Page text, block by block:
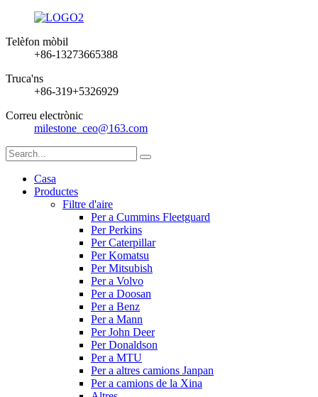
Telèfon mòbil
+86-13273665388
Truca'ns
+86-319+5326929
Correu electrònic
milestone_ceo@163.com
Casa
Productes
Filtre d'aire
Per a Cummins Fleetguard
Per Perkins
Per Caterpillar
Per Komatsu
Per Mitsubish
Per a Volvo
Per a Doosan
Per a Benz
Per a Mann
Per John Deer
Per Donaldson
Per a MTU
Per a altres camions Janpan
Per a camions de la Xina